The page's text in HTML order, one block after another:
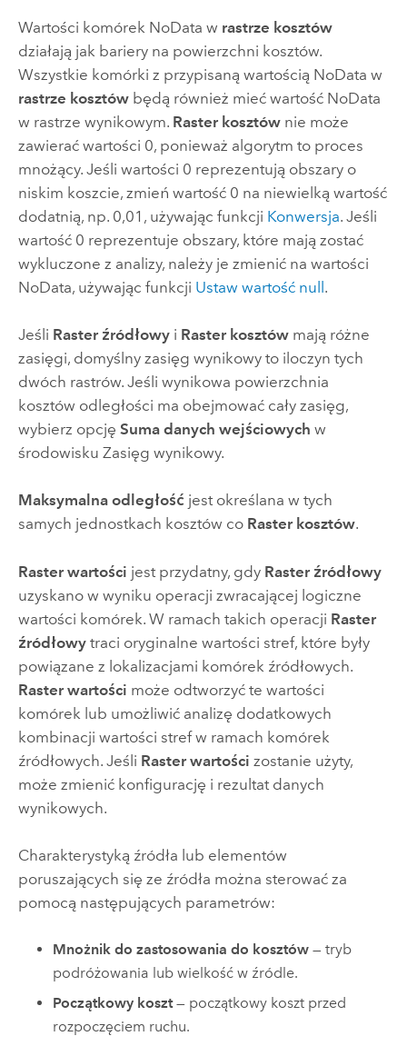
Wartości komórek NoData w rastrze kosztów
działają jak bariery na powierzchni kosztów.
Wszystkie komórki z przypisaną wartością NoData w
rastrze kosztówbędą również mieć wartość NoData
w rastrze wynikowym. Raster kosztównie może
zawierać wartości 0, ponieważ algorytm to proces
mnożący. Jeśli wartości 0 reprezentują obszary o
niskim koszcie, zmień wartość 0 na niewielką wartość
dodatnią, np. 0,01, używając funkcji Konwersja. Jeśli
wartość 0 reprezentuje obszary, które mają zostać
wykluczone z analizy, należy je zmienić na wartości
NoData, używając funkcji Ustaw wartość null.
Jeśli Raster źródłowyi Raster kosztówmają różne
zasięgi, domyślny zasięg wynikowy to iloczyn tych
dwóch rastrów. Jeśli wynikowa powierzchnia
kosztów odległości ma obejmować cały zasięg,
wybierz opcję Suma danych wejściowych w
środowisku Zasięg wynikowy.
Maksymalna odległośćjest określana w tych
samych jednostkach kosztów co Raster kosztów.
Raster wartości jest przydatny, gdy Raster źródłowy
uzyskano w wyniku operacji zwracającej logiczne
wartości komórek. W ramach takich operacji Raster
źródłowytraci oryginalne wartości stref, które były
powiązane z lokalizacjami komórek źródłowych.
Raster wartości może odtworzyć te wartości
komórek lub umożliwić analizę dodatkowych
kombinacji wartości stref w ramach komórek
źródłowych. Jeśli Raster wartości zostanie użyty,
może zmienić konfigurację i rezultat danych
wynikowych.
Charakterystyką źródła lub elementów
poruszających się ze źródła można sterować za
pomocą następujących parametrów:
Mnożnik do zastosowania do kosztów — tryb
podróżowania lub wielkość w źródle.
Początkowy koszt— początkowy koszt przed
rozpoczęciem ruchu.